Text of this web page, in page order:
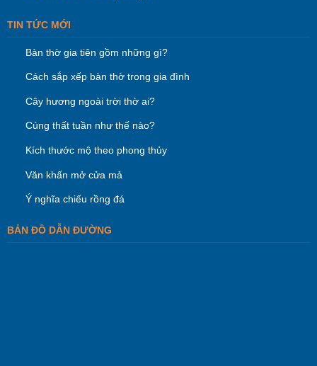
TIN TỨC MỚI
Bàn thờ gia tiên gồm những gì?
Cách sắp xếp bàn thờ trong gia đình
Cây hương ngoài trời thờ ai?
Cúng thất tuần như thế nào?
Kích thước mộ theo phong thủy
Văn khấn mở cửa mả
Ý nghĩa chiếu rồng đá
BẢN ĐỒ DẪN ĐƯỜNG